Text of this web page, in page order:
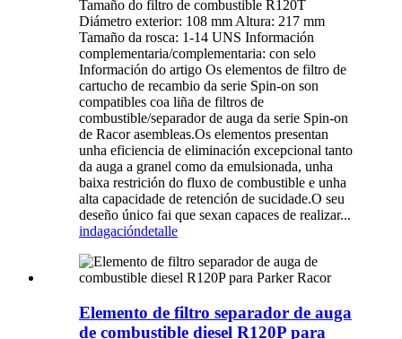
Tamaño do filtro de combustible R120T
Diámetro exterior: 108 mm Altura: 217 mm
Tamaño da rosca: 1-14 UNS Información
complementaria/complementaria: con selo
Información do artigo Os elementos de filtro de
cartucho de recambio da serie Spin-on son
compatibles coa liña de filtros de
combustible/separador de auga da serie Spin-on
de Racor asembleas.Os elementos presentan
unha eficiencia de eliminación excepcional tanto
da auga a granel como da emulsionada, unha
baixa restrición do fluxo de combustible e unha
alta capacidade de retención de sucidade.O seu
deseño único fai que sexan capaces de realizar...
indagacióndetalle
Elemento de filtro separador de auga
de combustible diesel R120P para